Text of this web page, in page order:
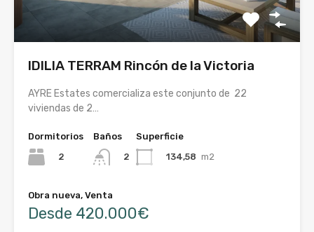
IDILIA TERRAM Rincón de la Victoria
AYRE Estates comercializa este conjunto de 22
viviendas de 2…
Dormitorios
2
Baños
2
Superficie
134,58 m2
Obra nueva, Venta
Desde 420.000€